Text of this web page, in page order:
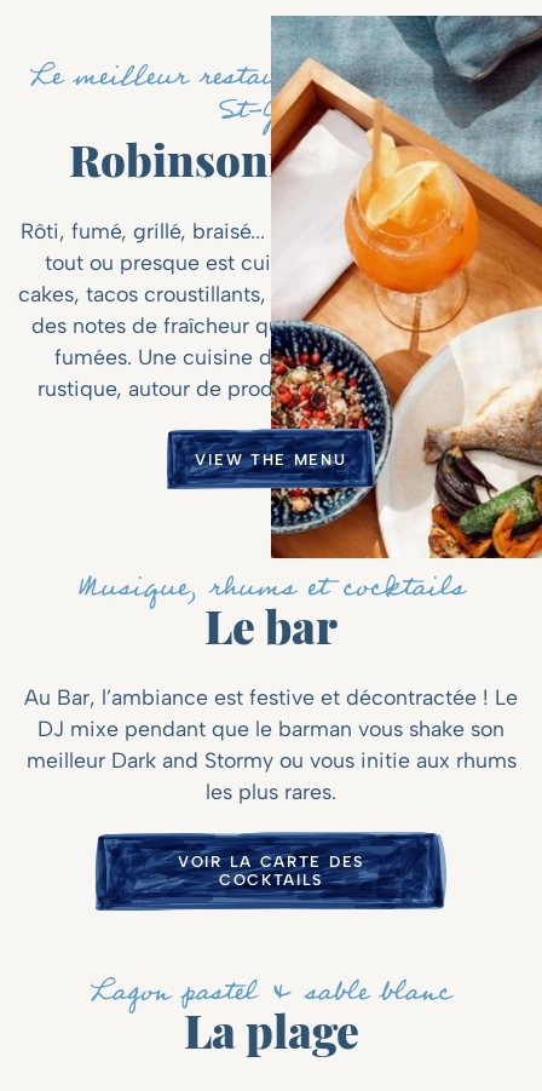
Le meilleur restaurant de la baie de
St-Jean
Robinsonnade Chic
Rôti, fumé, grillé, braisé... ici, de l'entrée au dessert,
tout ou presque est cuisiné au barbecue. Crab
cakes, tacos croustillants, lobster roll Boston style et
des notes de fraîcheur qui équilibrent les saveurs
fumées. Une cuisine d'une simplicité chic et
rustique, autour de produits locaux et de saison.
VIEW THE MENU
Musique, rhums et cocktails
Le bar
Au Bar, l’ambiance est festive et décontractée ! Le
DJ mixe pendant que le barman vous shake son
meilleur Dark and Stormy ou vous initie aux rhums
les plus rares.
VOIR LA CARTE DES
COCKTAILS
Lagon pastel & sable blanc
La plage